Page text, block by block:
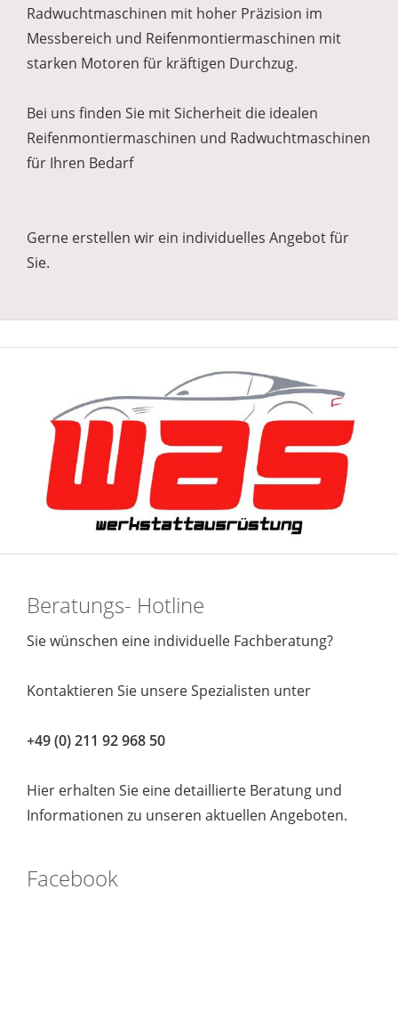
Radwuchtmaschinen mit hoher Präzision im
Messbereich und Reifenmontiermaschinen mit
starken Motoren für kräftigen Durchzug.
Bei uns finden Sie mit Sicherheit die idealen
Reifenmontiermaschinen und Radwuchtmaschinen
für Ihren Bedarf
Gerne erstellen wir ein individuelles Angebot für
Sie.
Beratungs- Hotline
Sie wünschen eine individuelle Fachberatung?
Kontaktieren Sie unsere Spezialisten unter
+49 (0) 211 92 968 50
Hier erhalten Sie eine detaillierte Beratung und
Informationen zu unseren aktuellen Angeboten.
Facebook